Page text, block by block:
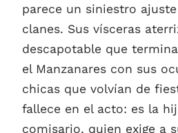
parece un siniestro
clanes. Sus vísceras
descapotable que
el Manzanares con sus
chicas que volvían de
fallece en el acto: es la
comisario, quien exige a